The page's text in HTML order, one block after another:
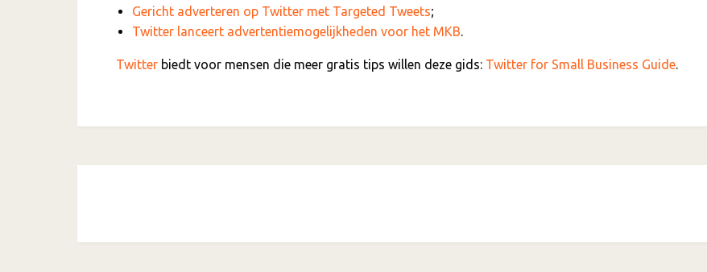
Gericht adverteren op Twitter met Targeted Tweets;
Twitter lanceert advertentiemogelijkheden voor het MKB.
Twitter biedt voor mensen die meer gratis tips willen deze gids: Twitter for Small Business Guide.